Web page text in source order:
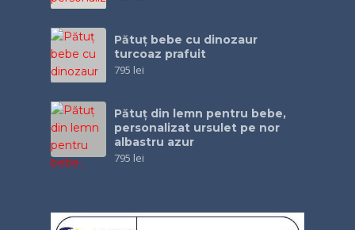
Pătuţ bebe cu dinozaur
turcoaz prafuit
795 lei
Pătuţ din lemn pentru bebe,
personalizat ursulet pe nor
albastru azur
795 lei